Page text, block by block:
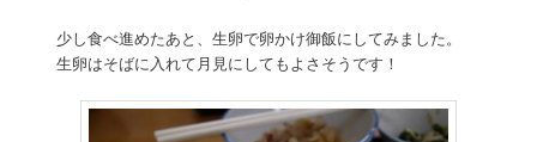
少し食べ進めたあと、生卵で卵かけ御飯にしてみました。
生卵はそばに入れて月見にしてもよさそうです！